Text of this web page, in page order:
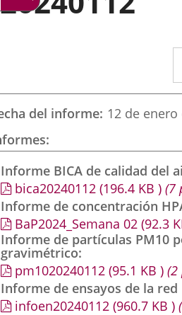
del informe 12 de enero
Informe BICA de calidad del
bica20240112 (196.4 KB ) (7
Informe de concentración
BaP2024_Semana 02 (92.3
Informe de partículas PM10
gravimétrico
pm1020240112 (95.1 KB ) (2
Informe de ensayos de la red
infoen20240112 (960.7 KB )